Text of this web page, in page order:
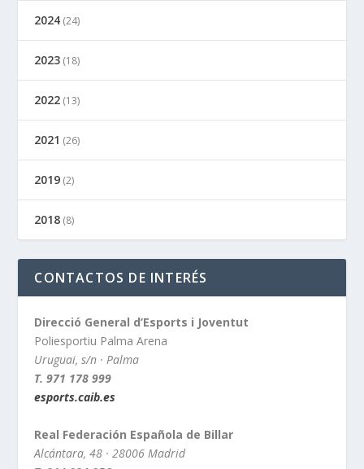
2024 (24)
2023 (18)
2022 (13)
2021 (26)
2019 (2)
2018 (8)
CONTACTOS DE INTERÉS
Direcció General d’Esports i Joventut
Poliesportiu Palma Arena
Uruguai, s/n · Palma
T. 971 178 999
esports.caib.es
Real Federación Española de Billar
Alcántara, 48 · 28006 Madrid